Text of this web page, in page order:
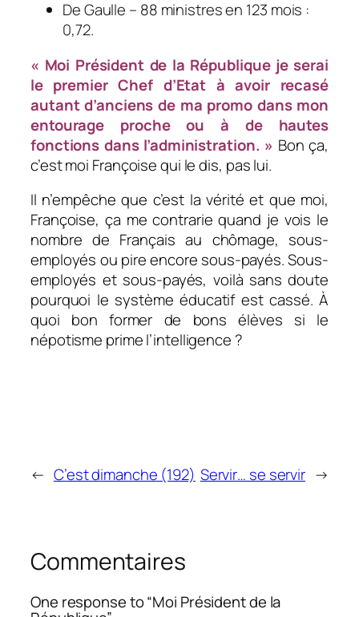
De Gaulle – 88 ministres en 123 mois :
0,72.
« Moi Président de la République je serai
le premier Chef d’Etat à avoir recasé
autant d’anciens de ma promo dans mon
entourage proche ou à de hautes
fonctions dans l’administration. » Bon ça,
c’est moi Françoise qui le dis, pas lui.
Il n’empêche que c’est la vérité et que moi,
Françoise, ça me contrarie quand je vois le
nombre de Français au chômage, sous-
employés ou pire encore sous-payés. Sous-
employés et sous-payés, voilà sans doute
pourquoi le système éducatif est cassé. À
quoi bon former de bons élèves si le
népotisme prime l’intelligence ?
← C’est dimanche (192) Servir… se servir →
Commentaires
One response to “Moi Président de la